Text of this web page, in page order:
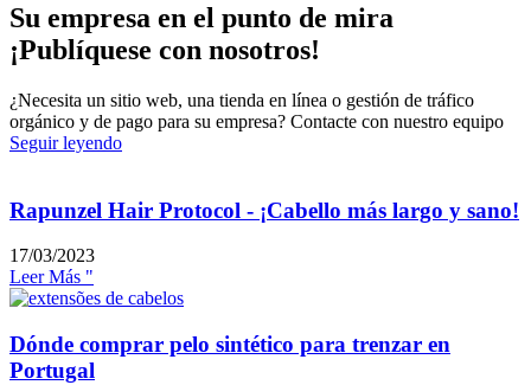
Su empresa en el punto de mira
¡Publíquese con nosotros!
¿Necesita un sitio web, una tienda en línea o gestión de tráfico
orgánico y de pago para su empresa? Contacte con nuestro equipo
Seguir leyendo
Rapunzel Hair Protocol - ¡Cabello más largo y sano!
17/03/2023
Leer Más "
Dónde comprar pelo sintético para trenzar en
Portugal